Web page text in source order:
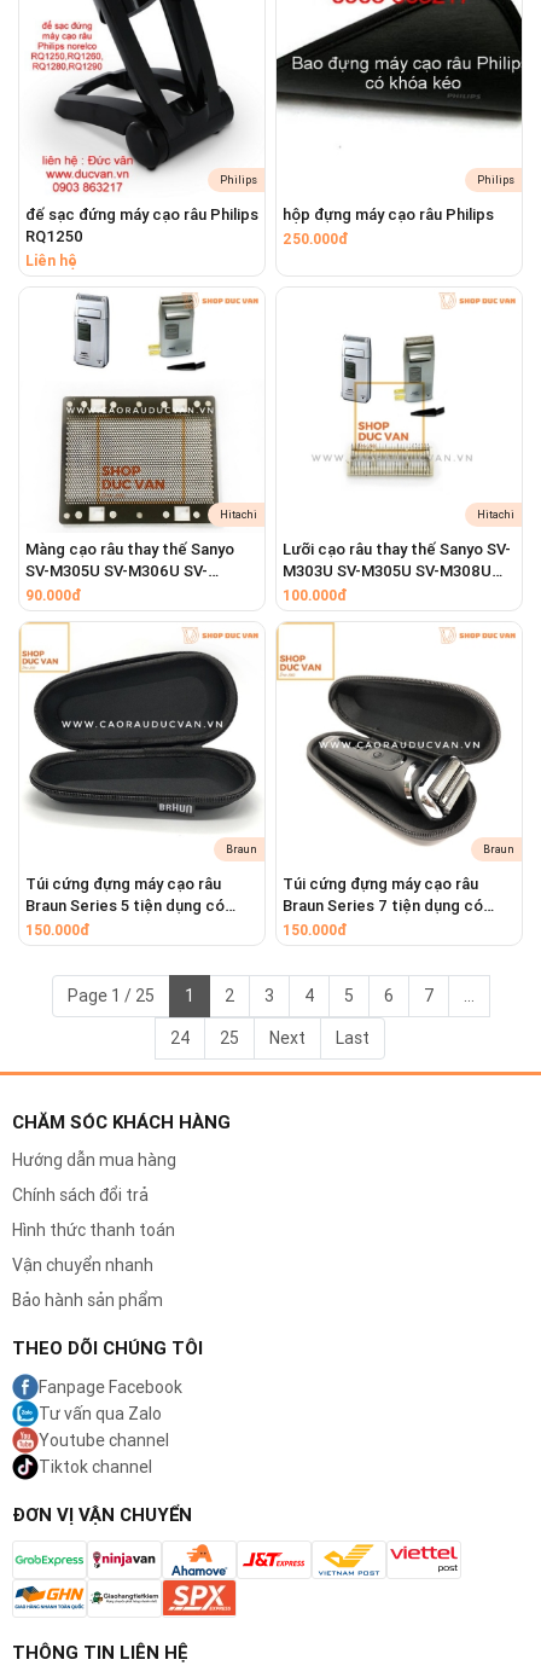
Philips
đế sạc đứng máy cạo râu Philips
RQ1250
Liên hệ
Philips
hộp đựng máy cạo râu Philips
250.000đ
Hitachi
Màng cạo râu thay thế Sanyo
SV-M305U SV-M306U SV-
M308U
90.000đ
Hitachi
Lưỡi cạo râu thay thế Sanyo SV-
M303U SV-M305U SV-M308U
SV-M730 SV-M701
100.000đ
Braun
Túi cứng đựng máy cạo râu
Braun Series 5 tiện dụng có
khóa kéo mang theo du lịch
150.000đ
Braun
Túi cứng đựng máy cạo râu
Braun Series 7 tiện dụng có
khóa kéo mang theo du lịch
150.000đ
Page 1 / 25 1 2 3 4 5 6 7
24 25 Next Last
CHĂM SÓC KHÁCH HÀNG
Hướng dẫn mua hàng
Chính sách đổi trả
Hình thức thanh toán
Vận chuyển nhanh
Bảo hành sản phẩm
THEO DÕI CHÚNG TÔI
Fanpage Facebook
Tư vấn qua Zalo
Youtube channel
Tiktok channel
ĐƠN VỊ VẬN CHUYỂN
THÔNG TIN LIÊN HỆ